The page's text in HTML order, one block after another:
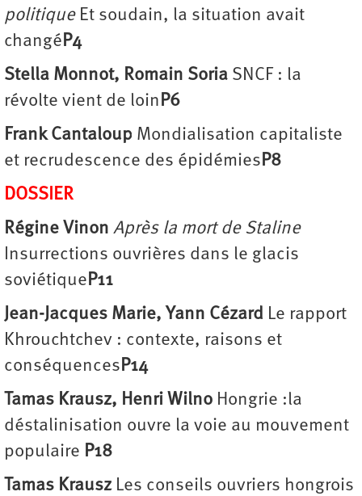
politique Et soudain, la situation avait
changéP4
Stella Monnot, Romain Soria SNCF : la
révolte vient de loinP6
Frank Cantaloup Mondialisation capitaliste
et recrudescence des épidémiesP8
DOSSIER
Régine Vinon Après la mort de Staline
Insurrections ouvrières dans le glacis
soviétiqueP11
Jean-Jacques Marie, Yann Cézard Le rapport
Khrouchtchev : contexte, raisons et
conséquencesP14
Tamas Krausz, Henri Wilno Hongrie :la
déstalinisation ouvre la voie au mouvement
populaire P18
Tamas Krausz Les conseils ouvriers hongrois